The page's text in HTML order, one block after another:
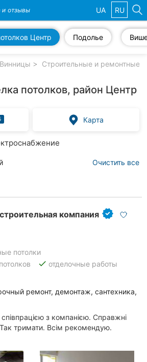
и отзывы UA RU
Подолье
Центр
Строительные и ремонтные
потолков, район Центр
Карта
Очистить все
компания
потолки
done отделочные работы
ремонт, демонтаж, сантехника,
з компанією. Справжні
Так тримати. Всім рекомендую.